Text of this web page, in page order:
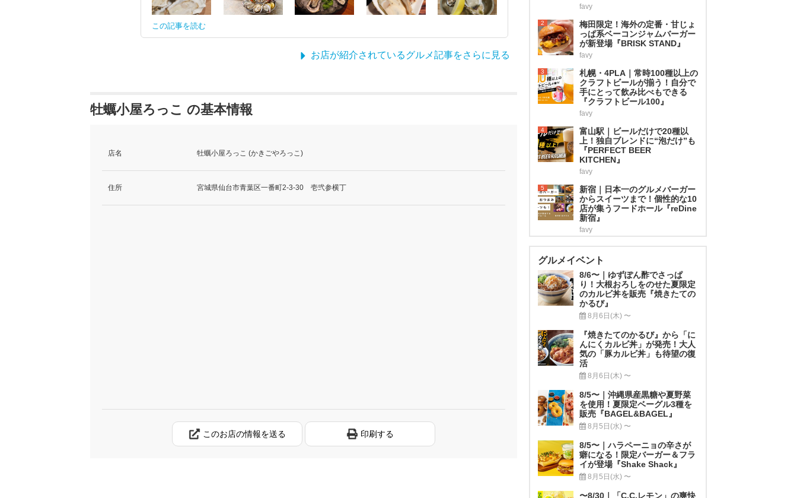
この記事を読む
お店が紹介されているグルメ記事をさらに見る
牡蠣小屋ろっこ の基本情報
店名 牡蠣小屋ろっこ (かきごやろっこ)
住所 宮城県仙台市青葉区一番町2-3-30 壱弐参横丁
このお店の情報を送る 印刷する
favy
2
梅田限定！海外の定番・甘じょ
っぱ系ベーコンジャムバーガー
が新登場『BRISK STAND』
favy
3
札幌・4PLA｜常時100種以上の
クラフトビールが揃う！自分で
手にとって飲み比べもできる
『クラフトビール100』
favy
4
富山駅｜ビールだけで20種以
上！独自ブレンドに“泡だけ”も
『PERFECT BEER
KITCHEN』
favy
5
新宿｜日本一のグルメバーガー
からスイーツまで！個性的な10
店が集うフードホール『reDine
新宿』
favy
グルメイベント
8/6〜｜ゆずぽん酢でさっぱ
り！大根おろしをのせた夏限定
のカルビ丼を販売『焼きたての
かるび』
8月6日(木) 〜
『焼きたてのかるび』から「に
んにくカルビ丼」が発売！大人
気の「豚カルビ丼」も待望の復
活
8月6日(木) 〜
8/5〜｜沖縄県産黒糖や夏野菜
を使用！夏限定ベーグル3種を
販売『BAGEL&BAGEL』
8月5日(水) 〜
8/5〜｜ハラペーニョの辛さが
癖になる！限定バーガー＆フラ
イが登場『Shake Shack』
8月5日(水) 〜
〜8/30｜「C.C.レモン」の爽快